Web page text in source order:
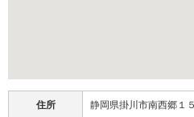
住所 静岡県掛川市南西郷１